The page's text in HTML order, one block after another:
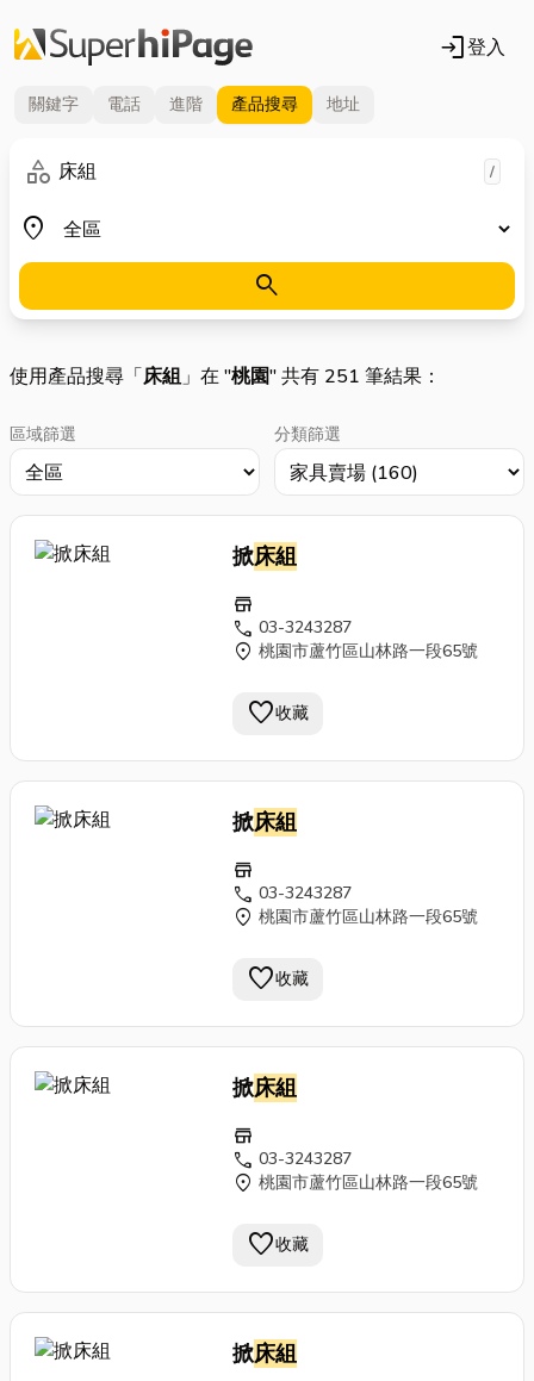
login登入
關鍵字 電話 進階 產品搜尋 地址
category
關鍵字 /
place
地區
search
使用產品搜尋「床組」在 "桃園" 共有 251 筆結果：
區域篩選 分類篩選
掀床組
store
call 03-3243287
location_on 桃園市蘆竹區山林路一段65號
favorite收藏
掀床組
store
call 03-3243287
location_on 桃園市蘆竹區山林路一段65號
favorite收藏
掀床組
store
call 03-3243287
location_on 桃園市蘆竹區山林路一段65號
favorite收藏
掀床組